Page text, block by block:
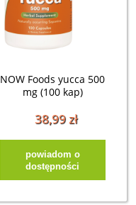
NOW Foods yucca 500
mg (100 kap)
38,99 zł
powiadom o
dostępności